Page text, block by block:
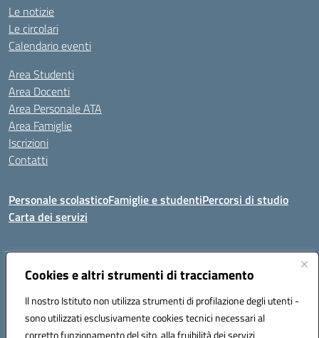
Cookies e altri strumenti di tracciamento
Il nostro Istituto non utilizza strumenti di profilazione degli utenti -
sono utilizzati esclusivamente cookies tecnici necessari al
corretto funzionamento del sito, alla fruibilità dei servizi
Le notizie
Le circolari
Calendario eventi
Area Studenti
Area Docenti
Area Personale ATA
Area Famiglie
Iscrizioni
Contatti
Personale scolasticoFamiglie e studentiPercorsi di studio
Carta dei servizi
Indirizzo:Via Medaglie d'Oro, 27 – 81100 Caserta
Posta elettronica certificata (PEC):CEIC8BB00X@pec.istruzione.it
Codice fiscale: 93117030614